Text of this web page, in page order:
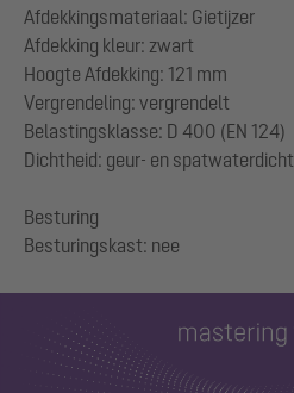
Afdekkingsmateriaal: Gietijzer
Afdekking kleur: zwart
Hoogte Afdekking: 121 mm
Vergrendeling: vergrendelt
Belastingsklasse: D 400 (EN 124)
Dichtheid: geur- en spatwaterdicht
Besturing